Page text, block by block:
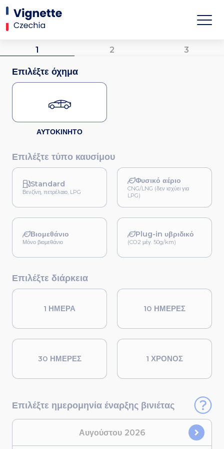
1 2 3
Επιλέξτε όχημα
ΑΥΤΟΚΙΝΗΤΟ
Επιλέξτε τύπο καυσίμου
Standard
Βενζίνη, πετρέλαιο, LPG
Φυσικό αέριο
CNG/LNG (δεν ισχύει για
LPG)
Βιομεθάνιο
Μόνο βιομεθάνιο
Plug-in υβριδικό
(CO2 μέγ. 50g/km)
Επιλέξτε διάρκεια
1 ΗΜΕΡΑ 10 ΗΜΕΡΕΣ
30 ΗΜΕΡΕΣ 1 ΧΡΟΝΟΣ
Επιλέξτε ημερομηνία έναρξης βινιέτας
Αυγούστου 2026